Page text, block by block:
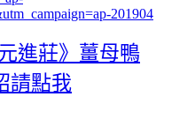
201904
莊》薑母鴨
請點我